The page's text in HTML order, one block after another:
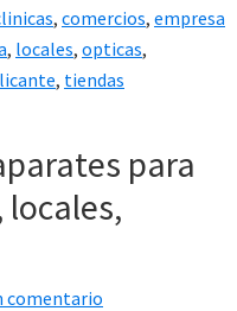
, comercios, empresa
, locales, opticas,
, tiendas
para
comentario